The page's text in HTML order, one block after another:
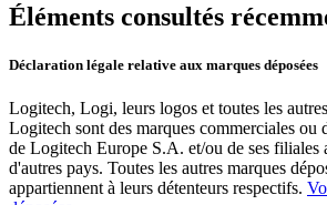
Éléments consultés
Déclaration légale relative aux marques déposées
Logitech, Logi, leurs logos et toutes les
Logitech sont des marques commerciales ou
de Logitech Europe S.A. et/ou de ses filiales
d'autres pays. Toutes les autres marques
appartiennent à leurs détenteurs respectifs.